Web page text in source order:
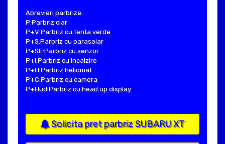
Abrevieri parbrize:
P:Parbriz clar
P+V:Parbriz cu tenta verde
P+S:Parbriz cu parasolar
P+SE:Parbriz cu senzor
P+I:Parbriz cu incalzire
P+H:Parbriz heliomat
P+C:Parbriz cu camera
P+Hud:Parbriz cu head up display
Solicita pret parbriz SUBARU XT